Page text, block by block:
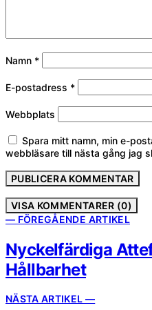
Namn *
E-postadress *
Webbplats
Spara mitt namn, min e-
webbläsare till nästa gång jag
VISA KOMMENTARER (0)
— FÖREGÅENDE ARTIKEL
Nyckelfärdiga
Hållbarhet
NÄSTA ARTIKEL —